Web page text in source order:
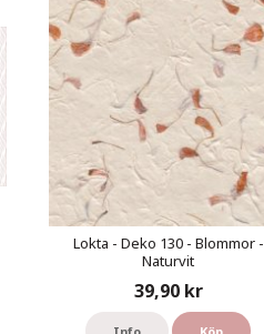
Lokta - Deko 130 - Blommor -
Naturvit
39,90 kr